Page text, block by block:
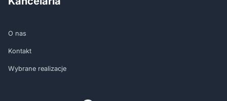
O nas
Kontakt
Wybrane realizacje